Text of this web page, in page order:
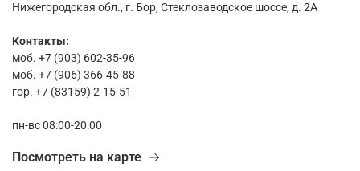
Нижегородская обл., г. Бор, Стеклозаводское шоссе, д. 2А
Контакты:
моб. +7 (903) 602-35-96
моб. +7 (906) 366-45-88
гор. +7 (83159) 2-15-51
пн-вс 08:00-20:00
Посмотреть на карте